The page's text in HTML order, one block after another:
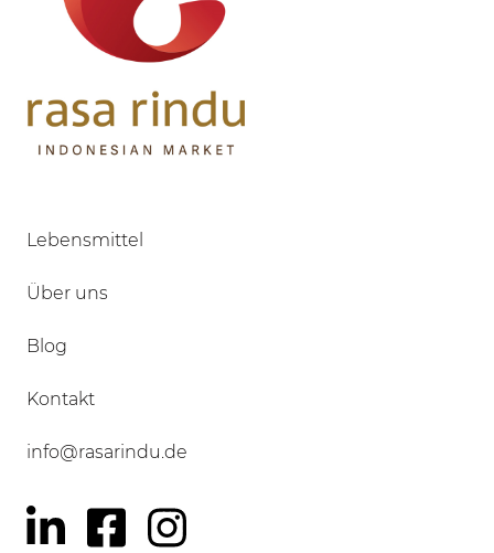
Lebensmittel
Über uns
Blog
Kontakt
info@rasarindu.de